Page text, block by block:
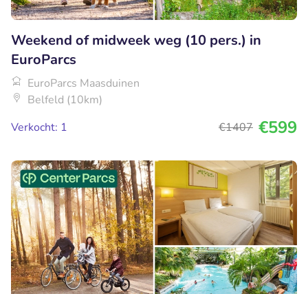
Weekend of midweek weg (10 pers.) in
EuroParcs
EuroParcs Maasduinen
Belfeld (10km)
Verkocht: 1
€1407 €599